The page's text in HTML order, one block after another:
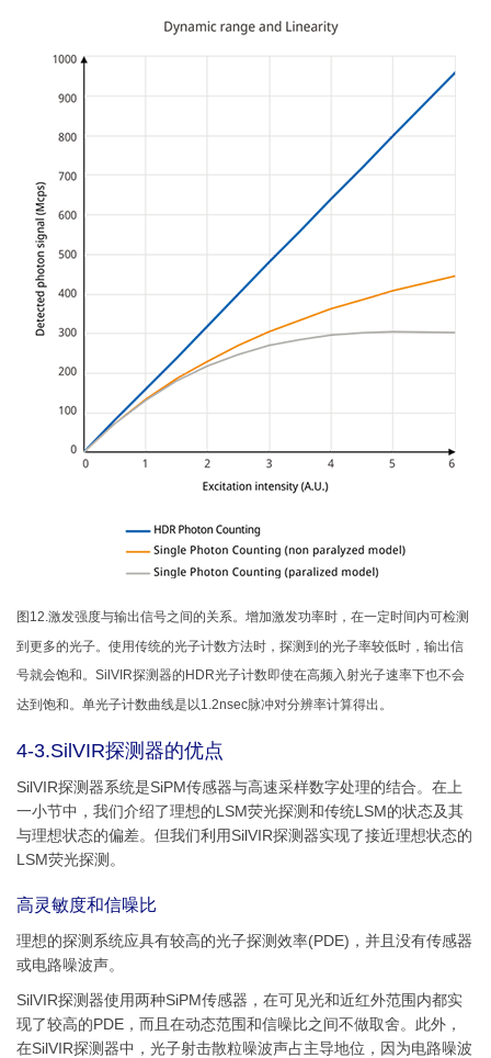
图12.激发强度与输出信号之间的关系。增加激发功率时，在一定时间内可检测
到更多的光子。使用传统的光子计数方法时，探测到的光子率较低时，输出信
号就会饱和。SilVIR探测器的HDR光子计数即使在高频入射光子速率下也不会
达到饱和。单光子计数曲线是以1.2nsec脉冲对分辨率计算得出。
4-3.SilVIR探测器的优点
SilVIR探测器系统是SiPM传感器与高速采样数字处理的结合。在上
一小节中，我们介绍了理想的LSM荧光探测和传统LSM的状态及其
与理想状态的偏差。但我们利用SilVIR探测器实现了接近理想状态的
LSM荧光探测。
高灵敏度和信噪比
理想的探测系统应具有较高的光子探测效率(PDE)，并且没有传感器
或电路噪波声。
SilVIR探测器使用两种SiPM传感器，在可见光和近红外范围内都实
现了较高的PDE，而且在动态范围和信噪比之间不做取舍。此外，
在SilVIR探测器中，光子射击散粒噪波声占主导地位，因为电路噪波